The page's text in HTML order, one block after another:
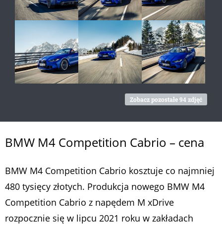
Zobacz pozostałe 94 zdjęć
BMW M4 Competition Cabrio – cena
BMW M4 Competition Cabrio kosztuje co najmniej
480 tysięcy złotych. Produkcja nowego BMW M4
Competition Cabrio z napędem M xDrive
rozpocznie się w lipcu 2021 roku w zakładach